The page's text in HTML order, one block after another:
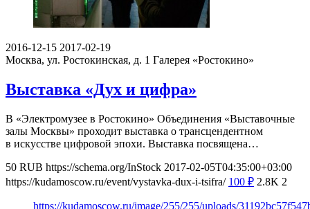
2016-12-15 2017-02-19
Москва, ул. Ростокинская, д. 1 Галерея «Ростокино»
Выставка «Дух и цифра»
В «Электромузее в Ростокино» Объединения «Выставочные
залы Москвы» проходит выставка о трансцендентном
в искусстве цифровой эпохи. Выставка посвящена…
50 RUB https://schema.org/InStock 2017-02-05T04:35:00+03:00
https://kudamoscow.ru/event/vystavka-dux-i-tsifra/ 100 ₽ 2.8K 2
https://kudamoscow.ru/image/255/255/uploads/